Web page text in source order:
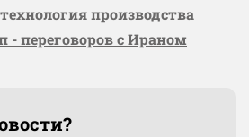
производства
- переговоров с Ираном